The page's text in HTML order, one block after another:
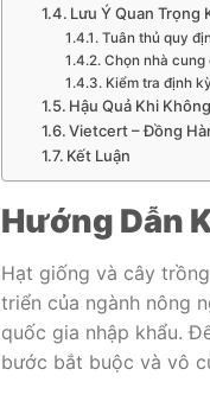
Lưu Ý Quan Trọng
Tuân thủ quy
Chọn nhà cung
Kiểm tra định
Hậu Quả Khi
Vietcert – Đồng
Kết Luận
Hướng Dẫn
Hạt giống và cây
triển của ngành nông
quốc gia nhập khẩu.
bước bắt buộc và vô